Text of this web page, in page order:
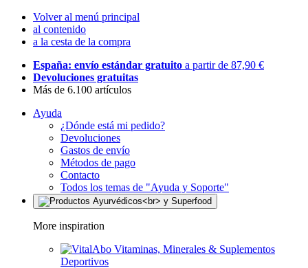
Volver al menú principal
al contenido
a la cesta de la compra
España: envío estándar gratuito a partir de 87,90 €
Devoluciones gratuitas
Más de 6.100 artículos
Ayuda
¿Dónde está mi pedido?
Devoluciones
Gastos de envío
Métodos de pago
Contacto
Todos los temas de "Ayuda y Soporte"
More inspiration
Vitaminas, Minerales & Suplementos
Deportivos